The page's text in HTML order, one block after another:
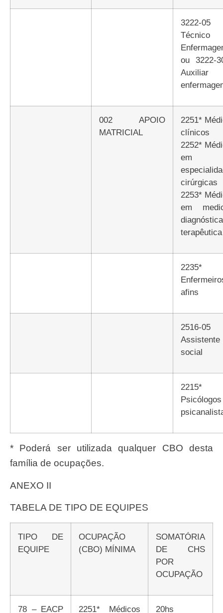
3222-05
Técnico
ou 3222-
Auxiliar
002 APOIO
MATRICIAL
2251* Médicos
clínicos
2252*
em
2253*
em
terapêutica
2235*
afins
2516-05
Assistente
social
2215*
* Poderá ser utilizada qualquer CBO desta
família de ocupações.
ANEXO II
TABELA DE TIPO DE EQUIPES
TIPO DE
EQUIPE
OCUPAÇÃO
(CBO) MÍNIMA
SOMATÓRIA
DE CHS
POR
OCUPAÇÃO
78 – EACP 2251* Médicos 20hs